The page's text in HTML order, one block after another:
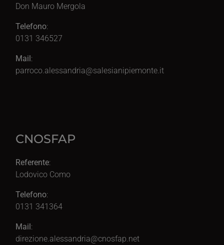
Don Mauro Mergola
Telefono:
0131 346527
Mail:
parroco.alessandria@salesianipiemonte.it
CNOSFAP
Referente:
Lodovico Como
Telefono:
0131 341364
Mail:
direzione.alessandria@cnosfap.net